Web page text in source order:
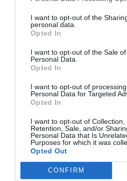
I want to opt-out of the
personal data.
Opted In
I want to opt-out of the Sale
Personal Data.
Opted In
I want to opt-out of
Personal Data for Targeted
Opted In
I want to opt-out of Collection,
Retention, Sale, and/or
Personal Data that Is
Purposes for which it was
Opted Out
CONFIRM
Κρήτη: Μπαλκόνι Έπεσε Πάνω σε
Ηράκλειο
ΠΡΌΣΦΑΤΕΣ ΔΗΜΟΣΙΕΎΣΕΙΣ
ΑΓΙΟΣ ΣΤΕΦΑΝΟΣ:
ΚΛΟΠΗΣ ΧΑΛΚΟΥ –
ΕΚΘΕΣΗ